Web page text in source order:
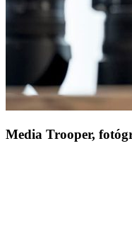
Media Trooper,